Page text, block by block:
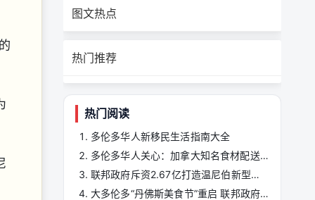
图文热点
热门推荐
热门阅读
多伦多华人新移民生活指南大全
多伦多华人关心：加拿大知名食材配送公司Goodfood申请债权人保护，或将出售业务 ...
联邦政府斥资2.67亿打造温尼伯新型疾病防控实验室
大多伦多“丹佛斯美食节”重启 联邦政府注资10万加元支持